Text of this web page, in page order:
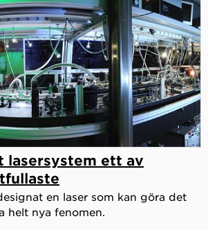
lasersystem ett av
en laser som kan göra det
helt nya fenomen.